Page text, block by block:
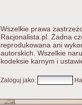
Wszelkie prawa
Racjonalista.pl. Żadna
reprodukowana ani
autorskich. Wszelkie
kodeksie karnym i
Zaloguj jako: